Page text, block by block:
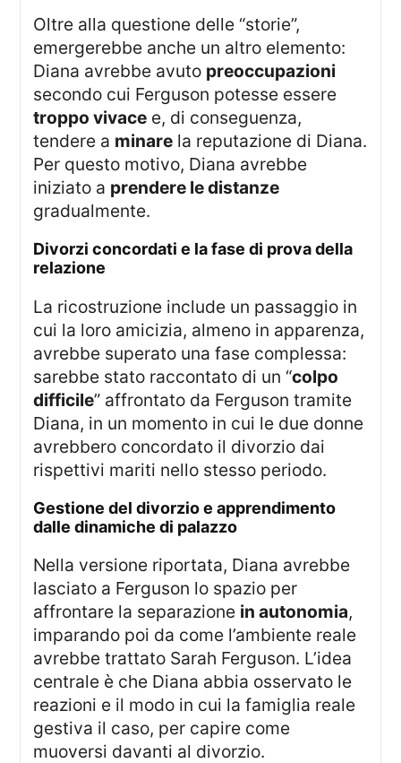
Oltre alla questione delle “storie”,
emergerebbe anche un altro elemento:
Diana avrebbe avuto preoccupazioni
secondo cui Ferguson potesse essere
troppo vivace e, di conseguenza,
tendere a minare la reputazione di Diana.
Per questo motivo, Diana avrebbe
iniziato a prendere le distanze
gradualmente.
divorzi concordati e la fase di prova della
relazione
La ricostruzione include un passaggio in
cui la loro amicizia, almeno in apparenza,
avrebbe superato una fase complessa:
sarebbe stato raccontato di un “colpo
difficile” affrontato da Ferguson tramite
Diana, in un momento in cui le due donne
avrebbero concordato il divorzio dai
rispettivi mariti nello stesso periodo.
gestione del divorzio e apprendimento
dalle dinamiche di palazzo
Nella versione riportata, Diana avrebbe
lasciato a Ferguson lo spazio per
affrontare la separazione in autonomia,
imparando poi da come l’ambiente reale
avrebbe trattato Sarah Ferguson. L’idea
centrale è che Diana abbia osservato le
reazioni e il modo in cui la famiglia reale
gestiva il caso, per capire come
muoversi davanti al divorzio.